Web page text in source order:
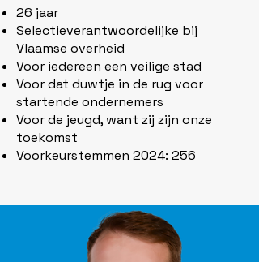
26 jaar
Selectieverantwoordelijke bij
Vlaamse overheid
Voor iedereen een veilige stad
Voor dat duwtje in de rug voor
startende ondernemers
Voor de jeugd, want zij zijn onze
toekomst
Voorkeurstemmen 2024: 256